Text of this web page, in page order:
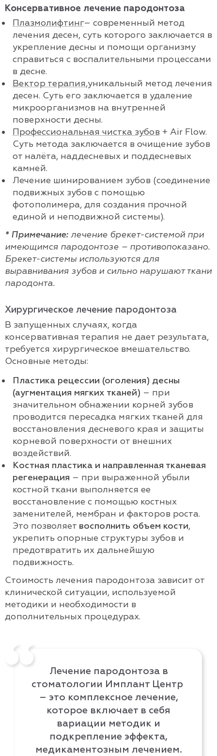
Консервативное лечение пародонтоза
Плазмолифтинг– современный метод
лечения десен, суть которого заключается в
укрепление десны и помощи организму
справиться с воспалительными процессами
в десне.
Вектор терапия,уникальный метод лечения
десен. Суть его заключается в удаление
микроорганизмов на внутренней
поверхности десны.
Профессиональная чистка зубов + Air Flow.
Суть метода заключается в очищение зубов
от налёта, наддесневых и поддесневых
камней.
Лечение шинированием зубов (соединение
подвижных зубов с помощью
фотополимера, для создания прочной
единой и неподвижной системы).
* Примечание: лечение брекет-системой при
имеющимся пародонтозе – противопоказано.
Брекет-системы используются для
выравнивания зубов и сильно нарушают ткани
пародонта.
Хирургическое лечение пародонтоза
В запущенных случаях, когда
консервативная терапия не дает результата,
требуется хирургическое вмешательство.
Основные методы:
Пластика рецессии (оголения) десны
(аугментация мягких тканей) – при
значительном обнажении корней зубов
проводится пересадка мягких тканей для
восстановления десневого края и защиты
корневой поверхности от внешних
воздействий.
Костная пластика и направленная тканевая
регенерация – при выраженной убыли
костной ткани выполняется ее
восстановление с помощью костных
заменителей, мембран и факторов роста.
Это позволяет восполнить объем кости,
укрепить опорные структуры зубов и
предотвратить их дальнейшую
подвижность.
Стоимость лечения пародонтоза зависит от
клинической ситуации, используемой
методики и необходимости в
дополнительных процедурах.
Лечение пародонтоза в
стоматологии Имплант Центр
– это комплексное лечение,
которое включает в себя
вариации методик и
подкрепление эффекта,
медикаментозным лечением.